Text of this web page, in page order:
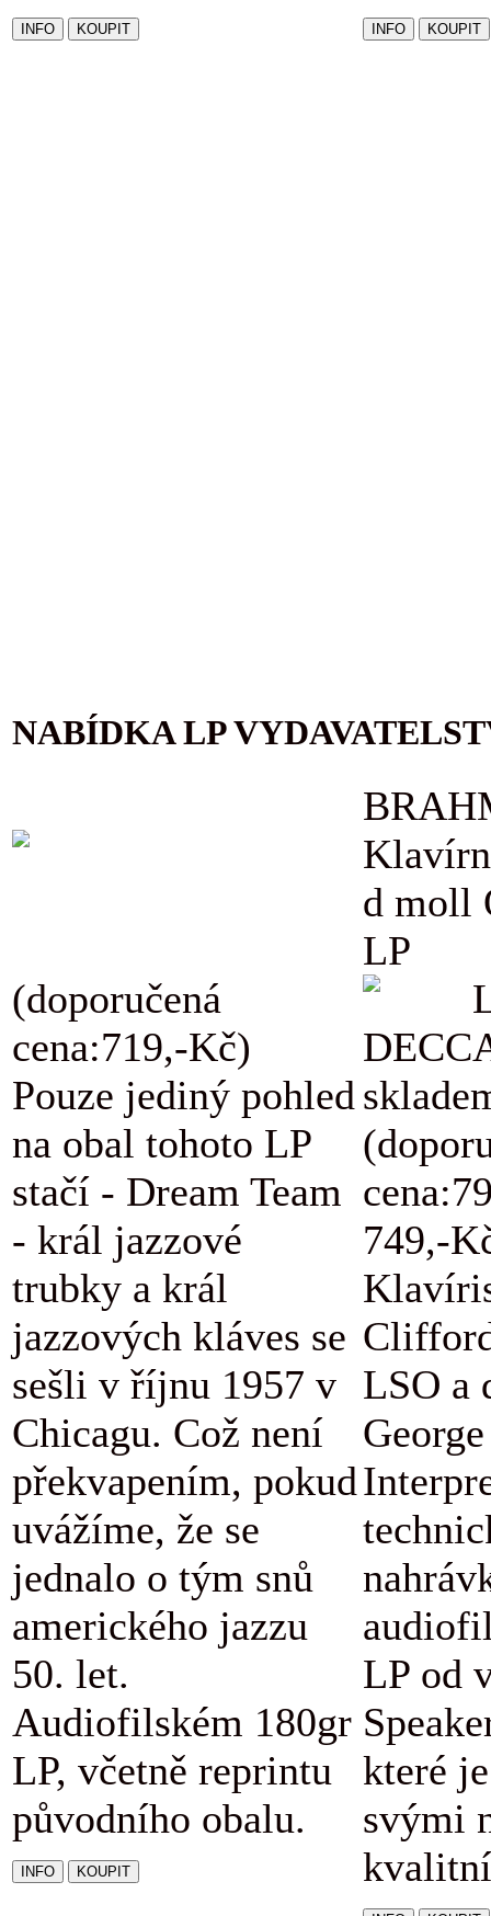
NABÍDKA LP
(doporučená
cena:719,-Kč)
Pouze jediný pohled
na obal tohoto LP
stačí - Dream Team
- král jazzové
trubky a král
jazzových kláves se
sešli v říjnu 1957 v
Chicagu. Což není
překvapením, pokud
uvážíme, že se
jednalo o tým snů
amerického jazzu
50. let.
Audiofilském 180gr
LP, včetně reprintu
původního obalu.
d moll
LP
749,-
LSO a
LP od
které
svými